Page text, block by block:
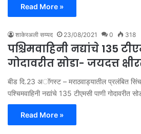
Read More »
शाकेरअली सय्यद 23/08/2021 0 318
पश्चिमवाहिनी नद्यांचे 135
गोदावरीत सोडा- जयदत्त
बीड दि.23 अॉगस्ट – मराठवाड्यातील प्रलंबित
पश्चिमवाहिनी नद्यांचे 135 टीएमसी पाणी गोदावरीत
Read More »